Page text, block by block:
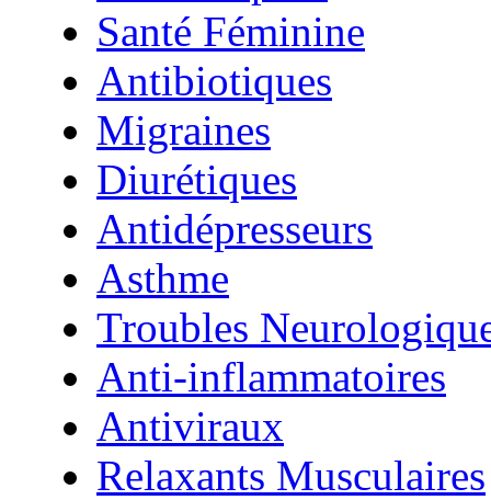
Santé Féminine
Antibiotiques
Migraines
Diurétiques
Antidépresseurs
Asthme
Troubles
Anti-inflammatoires
Antiviraux
Relaxants Musculaires